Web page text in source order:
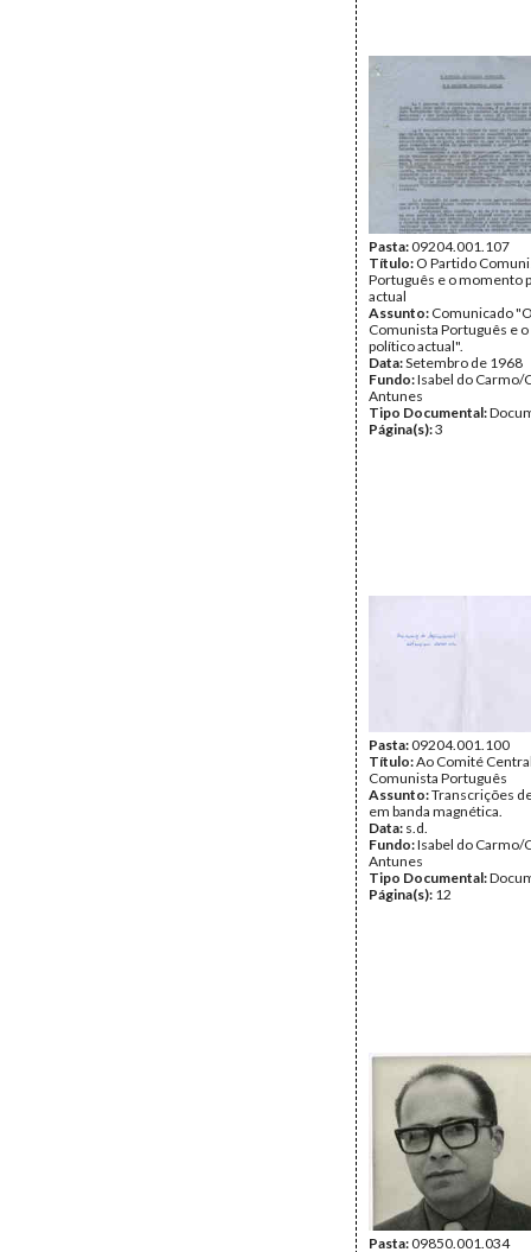
Pasta:09204.001.107
Título: O Partido
Português e o momento
actual
Assunto: Comunicado
Comunista Português e
político actual".
Data:Setembro de 1968
Fundo:Isabel do Carmo/
Antunes
Tipo Documental:
Página(s):3
Pasta:09204.001.100
Título:Ao Comité
Comunista Português
Assunto:Transcrições
em banda magnética.
Data: s.d.
Fundo:Isabel do Carmo/
Antunes
Tipo Documental:
Página(s): 12
Pasta:09850.001.034